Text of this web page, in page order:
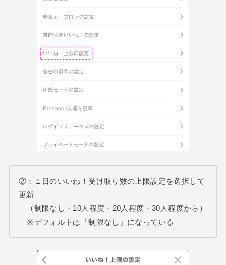
②：１日のいいね！受け取り数の上限設定を選択して
更新
（制限なし・10人程度・20人程度・30人程度から）
※デフォルトは「制限なし」になっている